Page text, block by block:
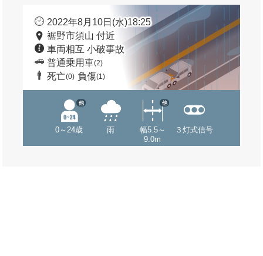
2022年8月10日(水)18:25
裾野市須山 付近
車両相互 小破事故
普通乗用車(2)
死亡(0) 負傷(1)
0～24歳
他
雨
幅5.5～
9.0m
他
３灯式信号